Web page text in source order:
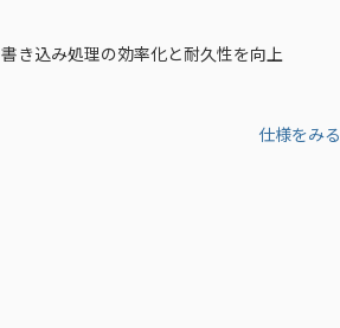
き込み処理の効率化と耐久性を向上
仕様をみる